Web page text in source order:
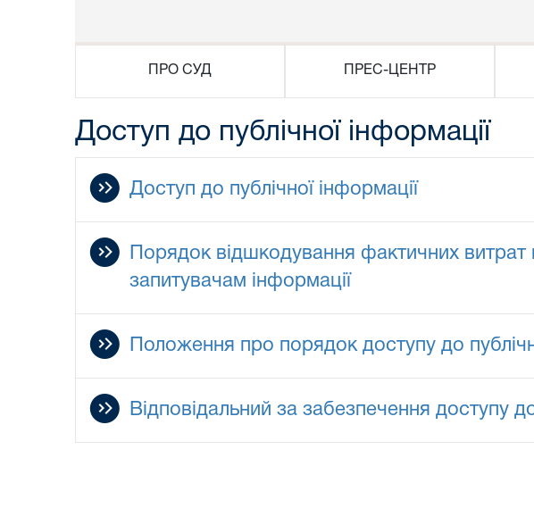
ПРО СУД ПРЕС-ЦЕНТР
Доступ до публічної інформації
Доступ до публічної інформації
Порядок відшкодування фактичних
запитувачам інформації
Положення про порядок доступу до
Відповідальний за забезпечення доступу